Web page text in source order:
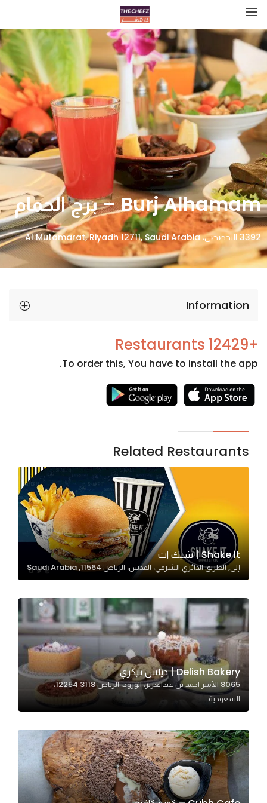
Burj Alhamam – برج الحمام
3392 التخصصي، Al Mutamarat, Riyadh 12711, Saudi Arabia
Information
+12429 Restaurants
To order this, You have to install the app.
Related Restaurants
Shake It | شيك ات
إلى, الطريق الدائري الشرقي، القدس، الرياض 11564, Saudi Arabia
Delish Bakery | ديلش بيكري
8065 الأمير احمد بن عبدالعزيز، الورود، الرياض 12254 3118،
السعودية
Necessary
cookies
optional.
website to
function.
Statistics
us to
improve
the
website's
functionality
and
structure,
based on
website is
used.
Experience